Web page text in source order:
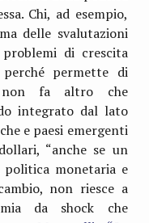
Chi, ad esempio,
delle svalutazioni
di crescita
permette di
non fa altro che
integrato dal lato
e paesi emergenti
“anche se un
politica monetaria e
non riesce a
da shock che